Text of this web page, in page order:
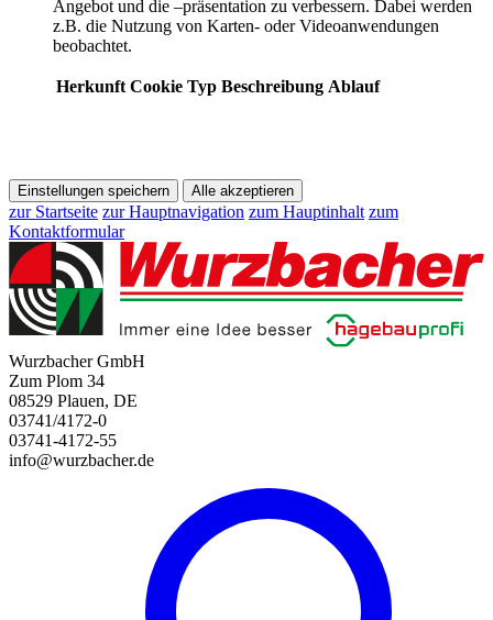
Angebot und die –präsentation zu verbessern. Dabei werden
z.B. die Nutzung von Karten- oder Videoanwendungen
beobachtet.
Herkunft Cookie Typ Beschreibung Ablauf
Einstellungen speichern Alle akzeptieren
zur Startseite zur Hauptnavigation zum Hauptinhalt zum
Kontaktformular
Wurzbacher GmbH
Zum Plom 34
08529 Plauen, DE
03741/4172-0
03741-4172-55
info@wurzbacher.de